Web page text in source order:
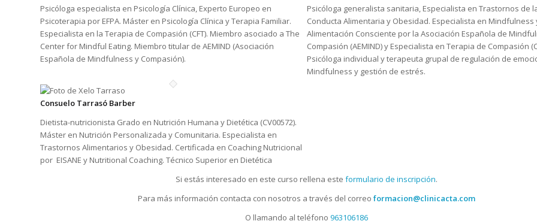
Psicóloga especialista en Psicología Clínica, Experto Europeo en
Psicoterapia por EFPA. Máster en Psicología Clínica y Terapia Familiar.
Especialista en la Terapia de Compasión (CFT). Miembro asociado a The
Center for Mindful Eating. Miembro titular de AEMIND (Asociación
Española de Mindfulness y Compasión).
Psicóloga generalista sanitaria, Especialista en Trastornos de
Conducta Alimentaria y Obesidad. Especialista en Mindfulness
Alimentación Consciente por la Asociación Española de
Compasión (AEMIND) y Especialista en Terapia de Compasión
Psicóloga individual y terapeuta grupal de regulación de
Mindfulness y gestión de estrés.
Consuelo Tarrasó Barber
Dietista-nutricionista Grado en Nutrición Humana y Dietética (CV00572).
Máster en Nutrición Personalizada y Comunitaria. Especialista en
Trastornos Alimentarios y Obesidad. Certificada en Coaching Nutricional
por EISANE y Nutritional Coaching. Técnico Superior en Dietética
Si estás interesado en este curso rellena esteformulario de inscripción.
Para más información contacta con nosotros a través del correoformacion@clinicacta.com
O llamando al teléfono963106186